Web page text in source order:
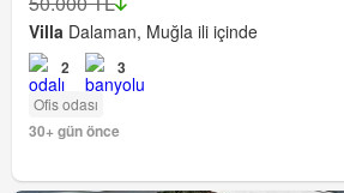
Villa Dalaman, Muğla ili içinde
2 3
Ofis odası
30+ gün önce